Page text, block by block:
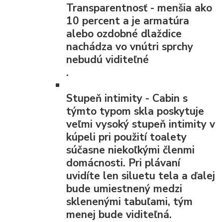
Transparentnosť - menšia ako
10 percent a je armatúra
alebo ozdobné dlaždice
nachádza vo vnútri sprchy
nebudú viditeľné
.
Stupeň intimity - Cabin s
týmto typom skla poskytuje
veľmi vysoký stupeň intimity v
kúpeli pri použití toalety
súčasne niekoľkými členmi
domácnosti. Pri plávaní
uvidíte len siluetu tela a ďalej
bude umiestnený medzi
sklenenými tabuľami, tým
menej bude viditeľná.